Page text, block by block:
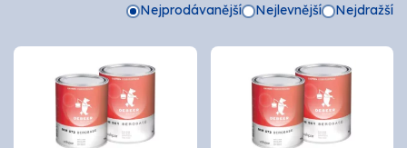
Tmely a lepidla
Štětce, válečky, nářadí
Omítky a zatepení
Vzorníky
Nejprodávanější Nejlevnější Nejdražší